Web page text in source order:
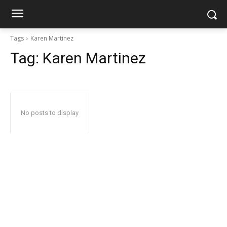
Tags Karen Martinez
Tag: Karen Martinez
No posts to display